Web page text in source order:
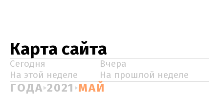
Карта сайта
Сегодня
Вчера
На этой неделе
На прошлой неделе
ГОДА 2021 МАЙ